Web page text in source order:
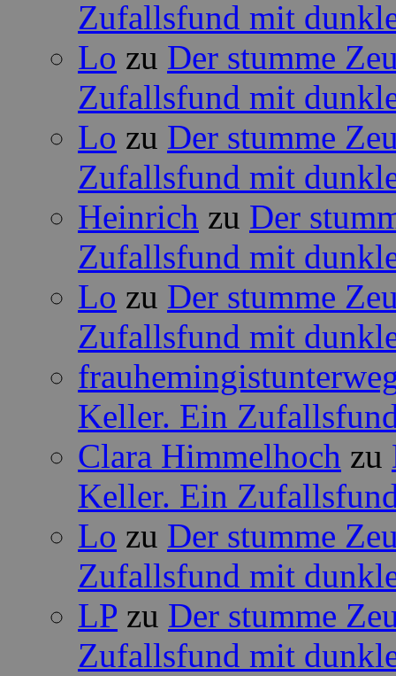
Zufallsfund mit
Lo zu Der stumme
Zufallsfund mit
Lo zu Der stumme
Zufallsfund mit
Heinrich zu Der
Zufallsfund mit
Lo zu Der stumme
Zufallsfund mit
Keller. Ein
Clara Himmelhoch zu
Keller. Ein
Lo zu Der stumme
Zufallsfund mit
LP zu Der stumme
Zufallsfund mit